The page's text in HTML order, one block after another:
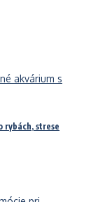
rybách, strese